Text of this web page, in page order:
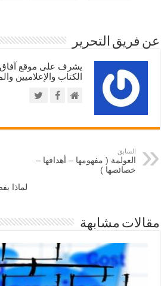
عن فريق التحرير
يشرف على موقع آفاق
الكتاب والإعلاميين
السابق
العولمة ( مفهومها – أهدافها –
خصائصها )
لماذا
مقالات مشابهة